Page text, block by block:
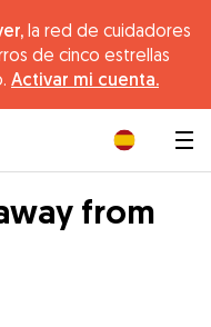
la red de cuidadores
de cinco estrellas
Activar mi cuenta.
from